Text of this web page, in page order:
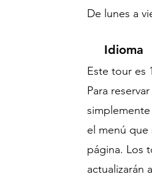
De lunes a
Idioma
Este tour es
Para
el menú que
página. Los
actualizarán